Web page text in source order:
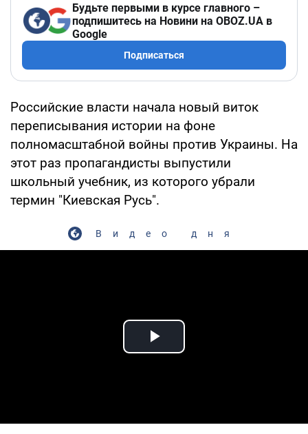
Будьте первыми в курсе главного –
подпишитесь на Новини на OBOZ.UA в
Google
Подписаться
Российские власти начала новый виток
переписывания истории на фоне
полномасштабной войны против Украины. На
этот раз пропагандисты выпустили
школьный учебник, из которого убрали
термин "Киевская Русь".
Видео дня
Play Video